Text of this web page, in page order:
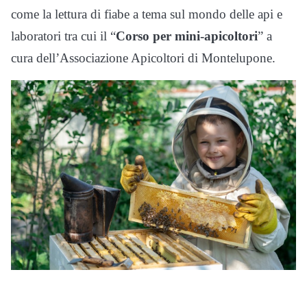
come la lettura di fiabe a tema sul mondo delle api e
laboratori tra cui il “Corso per mini-apicoltori” a
cura dell’Associazione Apicoltori di Montelupone.